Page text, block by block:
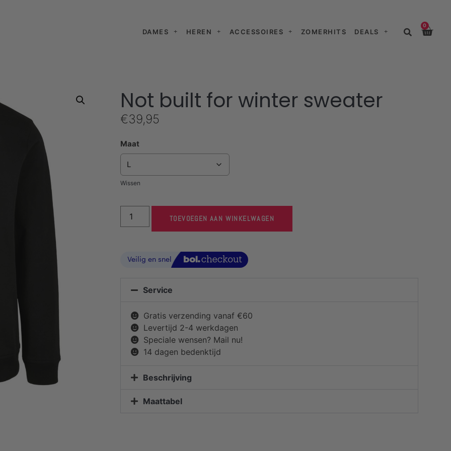
DAMES HEREN ACCESSOIRES ZOMERHITS DEALS
0
Not built for winter sweater
€39,95
Maat
Wissen
TOEVOEGEN AAN WINKELWAGEN
Service
Gratis verzending vanaf €60
Levertijd 2-4 werkdagen
Speciale wensen? Mail nu!
14 dagen bedenktijd
Beschrijving
Maattabel